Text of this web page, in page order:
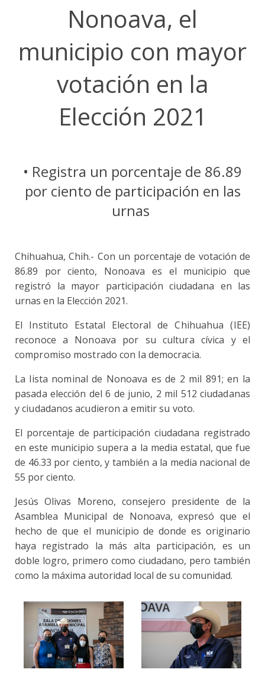
Nonoava, el
municipio con mayor
votación en la
Elección 2021
• Registra un porcentaje de 86.89
por ciento de participación en las
urnas
Chihuahua, Chih.- Con un porcentaje de votación de
86.89 por ciento, Nonoava es el municipio que
registró la mayor participación ciudadana en las
urnas en la Elección 2021.
El Instituto Estatal Electoral de Chihuahua (IEE)
reconoce a Nonoava por su cultura cívica y el
compromiso mostrado con la democracia.
La lista nominal de Nonoava es de 2 mil 891; en la
pasada elección del 6 de junio, 2 mil 512 ciudadanas
y ciudadanos acudieron a emitir su voto.
El porcentaje de participación ciudadana registrado
en este municipio supera a la media estatal, que fue
de 46.33 por ciento, y también a la media nacional de
55 por ciento.
Jesús Olivas Moreno, consejero presidente de la
Asamblea Municipal de Nonoava, expresó que el
hecho de que el municipio de donde es originario
haya registrado la más alta participación, es un
doble logro, primero como ciudadano, pero también
como la máxima autoridad local de su comunidad.